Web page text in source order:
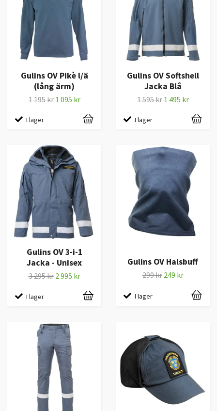
Gulins OV Pikè l/ä
(lång ärm)
1 195 kr 1 095 kr
I lager
Gulins OV Softshell
Jacka Blå
1 595 kr 1 495 kr
I lager
Gulins OV 3-i-1
Jacka - Unisex
3 295 kr 2 995 kr
I lager
Gulins OV Halsbuff
299 kr 249 kr
I lager